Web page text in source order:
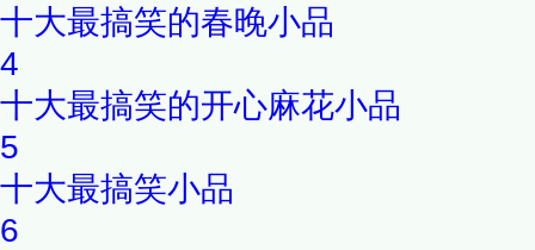
十大最搞笑的春晚小品
4
十大最搞笑的开心麻花小品
5
十大最搞笑小品
6